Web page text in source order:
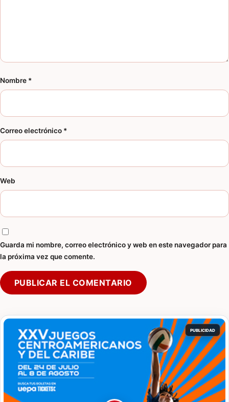
Nombre *
Correo electrónico *
Web
Guarda mi nombre, correo electrónico y web en este navegador para
la próxima vez que comente.